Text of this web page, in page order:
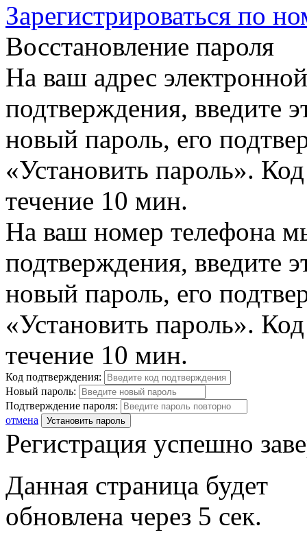
Зарегистрироваться по
Восстановление пароля
На ваш адрес
подтверждения, введите
новый пароль, его
«Установить пароль».
течение 10 мин.
На ваш номер телефона
подтверждения, введите
новый пароль, его
«Установить пароль».
течение 10 мин.
Код подтверждения:
Новый пароль:
Подтверждение пароля:
отмена
Установить пароль
Регистрация успешно
Данная страница будет
обновлена через 5 сек.